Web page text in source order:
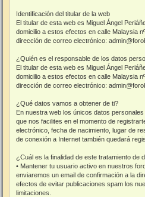
Identificación del titular de la web
El titular de esta web es Miguel Ángel
domicilio a estos efectos en calle Malaysia
dirección de correo electrónico:
¿Quién es el responsable de los datos
El titular de esta web es Miguel Ángel
domicilio a estos efectos en calle Malaysia
dirección de correo electrónico:
¿Qué datos vamos a obtener de ti?
En nuestra web los únicos datos
que nos facilites en el momento de
electrónico, fecha de nacimiento, lugar de
de conexión a Internet también quedará
¿Cuál es la finalidad de este tratamiento de
• Mantener tu usuario activo en nuestros
enviaremos un email de confirmación a la
efectos de evitar publicaciones spam los
limitaciones.